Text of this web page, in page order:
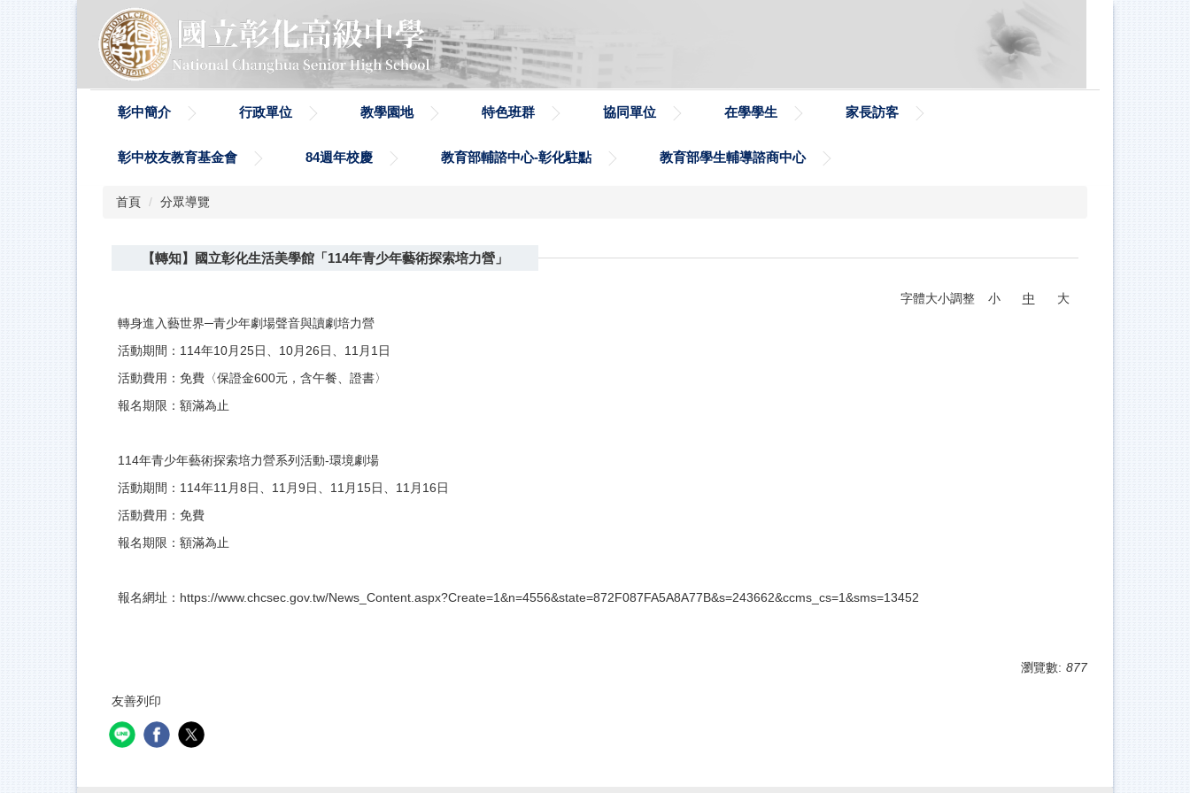
彰中簡介 行政單位 教學園地 特色班群 協同單位 在學學生 家長訪客
彰中校友教育基金會 84週年校慶 教育部輔諮中心-彰化駐點 教育部學生輔導諮商中心
首頁 分眾導覽
【轉知】國立彰化生活美學館「114年青少年藝術探索培力營」
字體大小調整 小 中
大
轉身進入藝世界─青少年劇場聲音與讀劇培力營
活動期間：114年10月25日、10月26日、11月1日
活動費用：免費〈保證金600元，含午餐、證書〉
報名期限：額滿為止
114年青少年藝術探索培力營系列活動-環境劇場
活動期間：114年11月8日、11月9日、11月15日、11月16日
活動費用：免費
報名期限：額滿為止
報名網址： https://www.chcsec.gov.tw/News_Content.aspx?Create=1&n=4556&state=872F087FA5A8A77B&s=243662&ccms_cs=1&sms=13452
瀏覽數: 877
友善列印